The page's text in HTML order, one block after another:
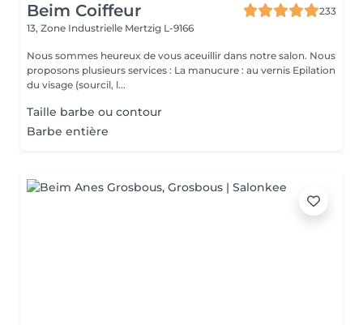
Beim Coiffeur
233
13, Zone Industrielle Mertzig L-9166
Nous sommes heureux de vous aceuillir dans notre salon. Nous
proposons plusieurs services : La manucure : au vernis Epilation
du visage (sourcil, l...
Taille barbe ou contour
Barbe entière